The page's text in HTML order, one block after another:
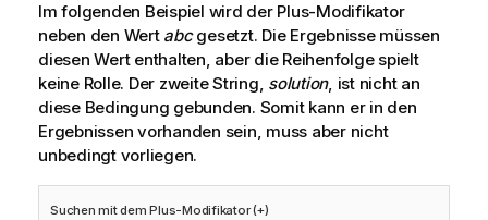
Im folgenden Beispiel wird der Plus-Modifikator
neben den Wert abcgesetzt. Die Ergebnisse müssen
diesen Wert enthalten, aber die Reihenfolge spielt
keine Rolle. Der zweite String, solution, ist nicht an
diese Bedingung gebunden. Somit kann er in den
Ergebnissen vorhanden sein, muss aber nicht
unbedingt vorliegen.
Suchen mit dem Plus-Modifikator (+)